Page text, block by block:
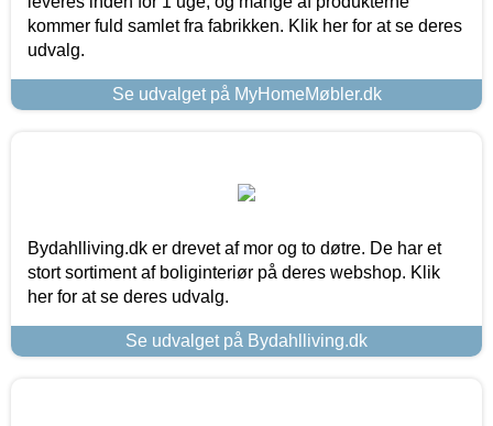
kommer fuld samlet fra fabrikken. Klik her for at se deres
udvalg.
Se udvalget på MyHomeMøbler.dk
Bydahlliving.dk er drevet af mor og to døtre. De har et
stort sortiment af boliginteriør på deres webshop. Klik
her for at se deres udvalg.
Se udvalget på Bydahlliving.dk